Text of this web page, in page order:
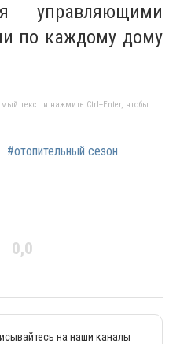
управляющими
по каждому дому
текст и нажмите Ctrl+Enter, чтобы
#отопительный сезон
0,0
на наши каналы